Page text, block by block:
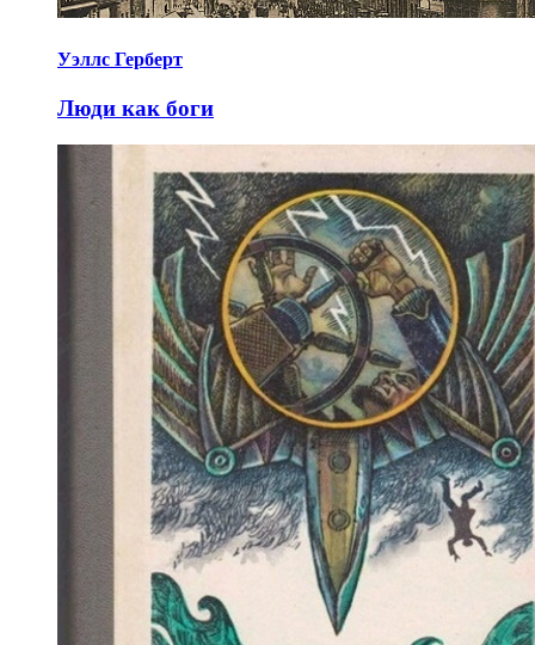
Уэллс Герберт
Люди как боги